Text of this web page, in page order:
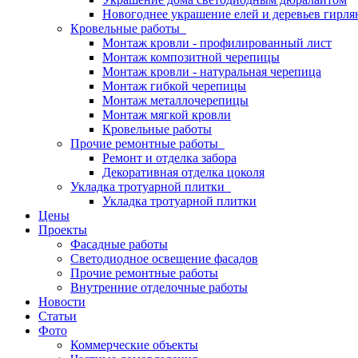
Новогоднее украшение елей и деревьев
Кровельные работы
Монтаж кровли - профилированный лист
Монтаж композитной черепицы
Монтаж кровли - натуральная черепица
Монтаж гибкой черепицы
Монтаж металлочерепицы
Монтаж мягкой кровли
Кровельные работы
Прочие ремонтные работы
Ремонт и отделка забора
Декоративная отделка цоколя
Укладка тротуарной плитки
Укладка тротуарной плитки
Цены
Проекты
Фасадные работы
Светодиодное освещение фасадов
Прочие ремонтные работы
Внутренние отделочные работы
Новости
Статьи
Фото
Коммерческие объекты